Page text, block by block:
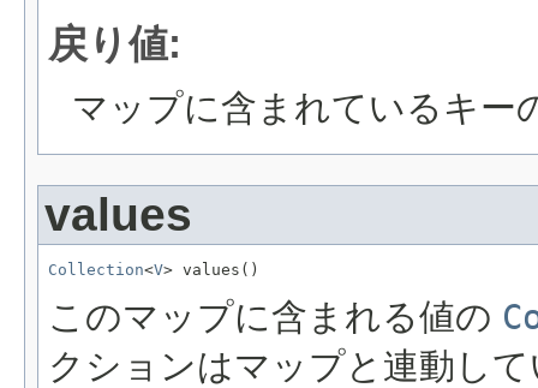
戻り値:
マップに含まれているキー
values
Collection<V> values()
このマップに含まれる値の
クションはマップと連動し